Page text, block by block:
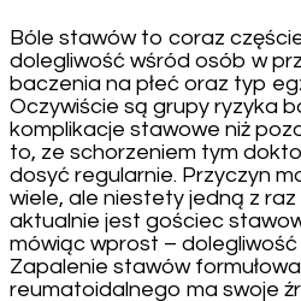
Bóle stawów to coraz
dolegliwość wśród osób w
baczenia na płeć oraz typ
Oczywiście są grupy ryzyka
komplikacje stawowe niż
to, ze schorzeniem tym
dosyć regularnie. Przyczyn
wiele, ale niestety jedną z
aktualnie jest gościec
mówiąc wprost –
Zapalenie stawów
reumatoidalnego ma swoje